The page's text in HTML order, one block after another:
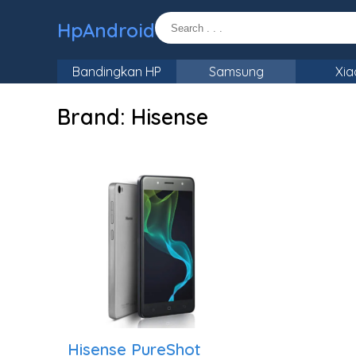
HpAndroid
Bandingkan HP Samsung
Brand: Hisense
Hisense PureShot